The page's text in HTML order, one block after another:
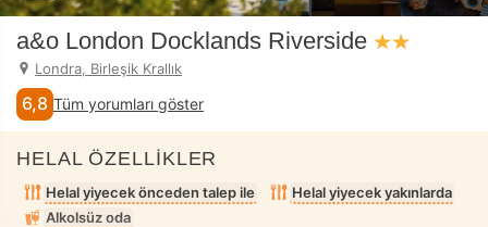
a&o London Docklands Riverside
Londra, Birleşik Krallık
6,8 Tüm yorumları göster
HELAL ÖZELLİKLER
Helal yiyecek önceden talep ile
Helal yiyecek yakınlarda
Alkolsüz oda